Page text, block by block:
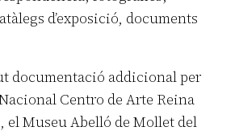
d’exposició, documents
documentació addicional per
Centro de Arte Reina
el Museu Abelló de Mollet del